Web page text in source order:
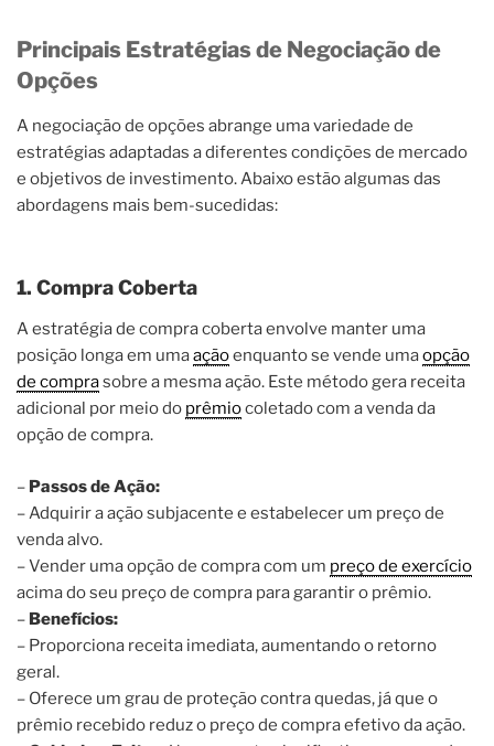
Principais Estratégias de Negociação de
Opções
A negociação de opções abrange uma variedade de
estratégias adaptadas a diferentes condições de mercado
e objetivos de investimento. Abaixo estão algumas das
abordagens mais bem-sucedidas:
1. Compra Coberta
A estratégia de compra coberta envolve manter uma
posição longa em umaaçãoenquanto se vende umaopção
de comprasobre a mesma ação. Este método gera receita
adicional por meio do prêmiocoletado com a venda da
opção de compra.
– Passos de Ação:
– Adquirir a ação subjacente e estabelecer um preço de
venda alvo.
– Vender uma opção de compra com um preço de exercício
acima do seu preço de compra para garantir o prêmio.
– Benefícios:
– Proporciona receita imediata, aumentando o retorno
geral.
– Oferece um grau de proteção contra quedas, já que o
prêmio recebido reduz o preço de compra efetivo da ação.